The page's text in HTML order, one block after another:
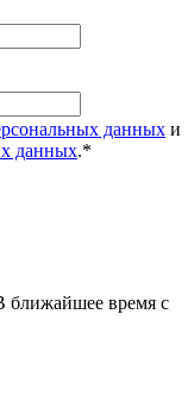
данных и
данных.*
ближайшее время с